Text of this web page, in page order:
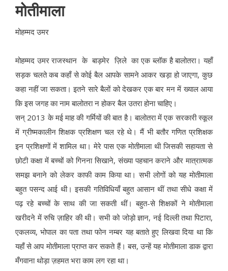
मोतीमाला
मोहम्मद उमर
मोहम्मद उमर राजस्थान के बाड़मेर ज़िले का एक ब्लॉक है बालोतरा। यहाँ
सड़क चलते कब कहाँ से कोई बैल आपके सामने आकर खड़ा हो जाएगा, कुछ
कहा नहीं जा सकता। इतने सारे बैलों को देखकर एक बार मन में ख्याल आया
कि इस जगह का नाम बालोतरा न होकर बैल उतरा होना चाहिए।
सन् 2013 के मई माह की गर्मियों की बात है। बालोतरा में एक सरकारी स्कूल
में ग्रीष्मकालीन शिक्षक प्रशिक्षण चल रहे थे। मैं भी बतौर गणित प्रशिक्षक
इन प्रशिक्षणों में शामिल था। मेरे पास एक मोतीमाला थी जिसकी सहायता से
छोटी कक्षा में बच्चों को गिनना सिखाने, संख्या पहचान कराने और मात्रात्मक
समझ बनाने को लेकर काफी काम किया था। सभी लोगों को यह मोतीमाला
बहुत पसन्द आई थी। इसकी गतिविधियाँ बहुत आसान थीं तथा सीधे कक्षा में
पढ़ रहे बच्चों के साथ की जा सकती थीं। बहुत-से शिक्षकों ने मोतीमाला
खरीदने में रुचि ज़ाहिर की थी। सभी को जोड़ो ज्ञान, नई दिल्ली तथा पिटारा,
एकलव्य, भोपाल का पता तथा फोन नम्बर यह बताते हुए लिखवा दिया था कि
यहाँ से आप मोतीमाला प्राप्त कर सकते हैं। बस, उन्हें यह मोतीमाला डाक द्वारा
मँगवाना थोड़ा ज़हमत भरा काम लग रहा था।